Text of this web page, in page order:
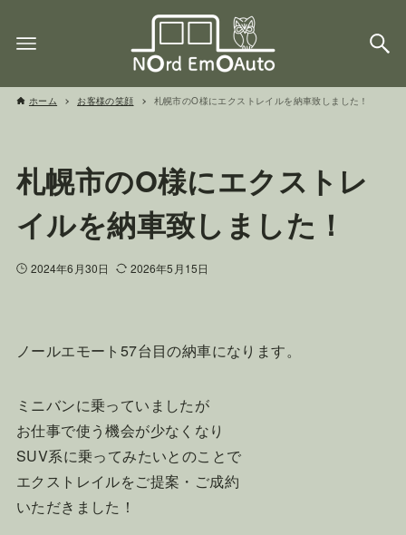
ホーム お客様の笑顔 札幌市のO様にエクストレイルを納車致しました！
札幌市のO様にエクストレ
イルを納車致しました！
2024年6月30日 2026年5月15日
ノールエモート57台目の納車になります。
ミニバンに乗っていましたが
お仕事で使う機会が少なくなり
SUV系に乗ってみたいとのことで
エクストレイルをご提案・ご成約
いただきました！